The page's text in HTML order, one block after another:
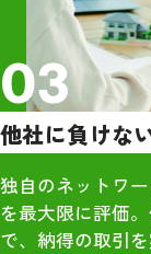
03
他社に負けな
独自のネットワ
を最大限に評価
で、納得の取引を